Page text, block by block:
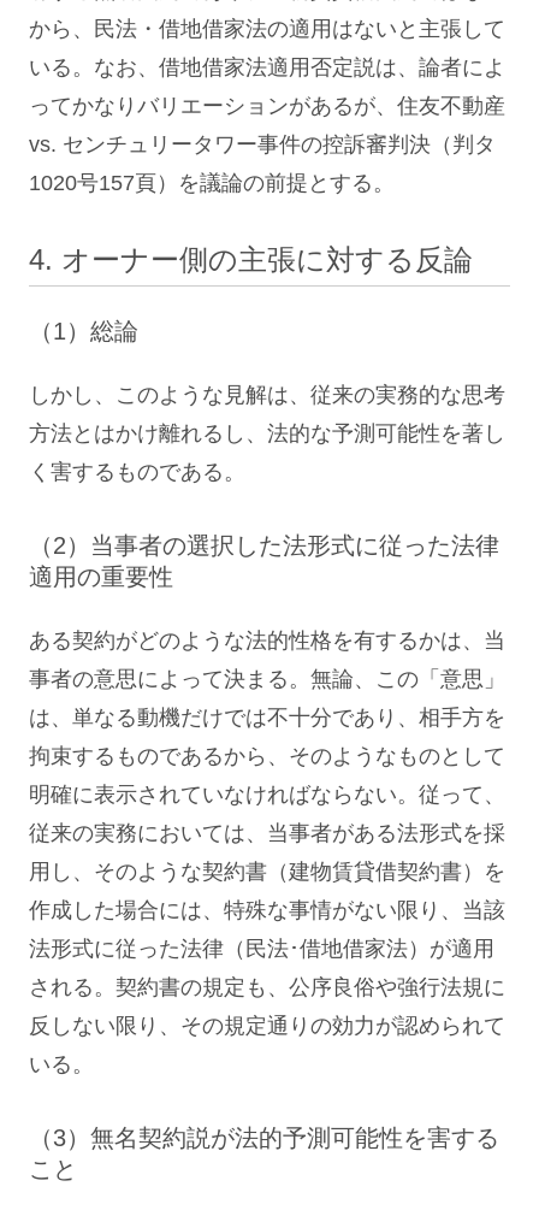
から、民法・借地借家法の適用はないと主張して
いる。なお、借地借家法適用否定説は、論者によ
ってかなりバリエーションがあるが、住友不動産
vs. センチュリータワー事件の控訴審判決（判タ
1020号157頁）を議論の前提とする。
4. オーナー側の主張に対する反論
（1）総論
しかし、このような見解は、従来の実務的な思考
方法とはかけ離れるし、法的な予測可能性を著し
く害するものである。
（2）当事者の選択した法形式に従った法律
適用の重要性
ある契約がどのような法的性格を有するかは、当
事者の意思によって決まる。無論、この「意思」
は、単なる動機だけでは不十分であり、相手方を
拘束するものであるから、そのようなものとして
明確に表示されていなければならない。従って、
従来の実務においては、当事者がある法形式を採
用し、そのような契約書（建物賃貸借契約書）を
作成した場合には、特殊な事情がない限り、当該
法形式に従った法律（民法･借地借家法）が適用
される。契約書の規定も、公序良俗や強行法規に
反しない限り、その規定通りの効力が認められて
いる。
（3）無名契約説が法的予測可能性を害する
こと